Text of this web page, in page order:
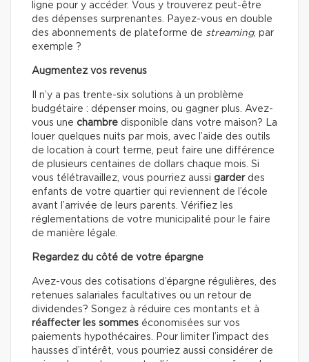
ligne pour y accéder. Vous y trouverez peut-être
des dépenses surprenantes. Payez-vous en double
des abonnements de plateforme de streaming, par
exemple ?
Augmentez vos revenus
Il n’y a pas trente-six solutions à un problème
budgétaire : dépenser moins, ou gagner plus. Avez-
vous une chambre disponible dans votre maison? La
louer quelques nuits par mois, avec l’aide des outils
de location à court terme, peut faire une différence
de plusieurs centaines de dollars chaque mois. Si
vous télétravaillez, vous pourriez aussi garderdes
enfants de votre quartier qui reviennent de l’école
avant l’arrivée de leurs parents. Vérifiez les
réglementations de votre municipalité pour le faire
de manière légale.
Regardez du côté de votre épargne
Avez-vous des cotisations d’épargne régulières, des
retenues salariales facultatives ou un retour de
dividendes? Songez à réduire ces montants et à
réaffecter les sommes économisées sur vos
paiements hypothécaires. Pour limiter l’impact des
hausses d’intérêt, vous pourriez aussi considérer de